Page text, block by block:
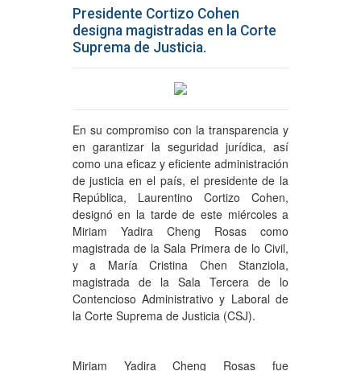
Presidente Cortizo Cohen
designa magistradas en la Corte
Suprema de Justicia.
En su compromiso con la transparencia y
en garantizar la seguridad jurídica, así
como una eficaz y eficiente administración
de justicia en el país, el presidente de la
República, Laurentino Cortizo Cohen,
designó en la tarde de este miércoles a
Miriam Yadira Cheng Rosas como
magistrada de la Sala Primera de lo Civil,
y a María Cristina Chen Stanziola,
magistrada de la Sala Tercera de lo
Contencioso Administrativo y Laboral de
la Corte Suprema de Justicia (CSJ).
Miriam Yadira Cheng Rosas fue